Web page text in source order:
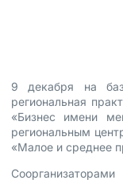
9 декабря на
региональная
«Бизнес имени
региональным
«Малое и среднее